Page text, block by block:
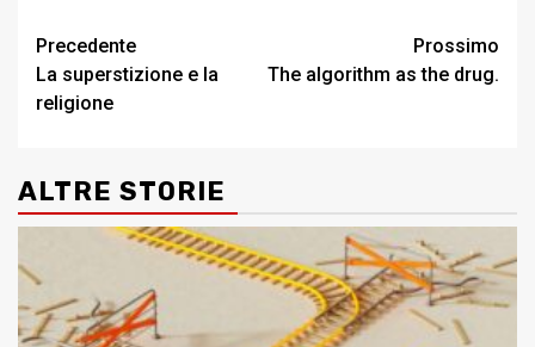
Post
navigation
Precedente
La superstizione e la
religione
Prossimo
The algorithm as the drug.
ALTRE STORIE